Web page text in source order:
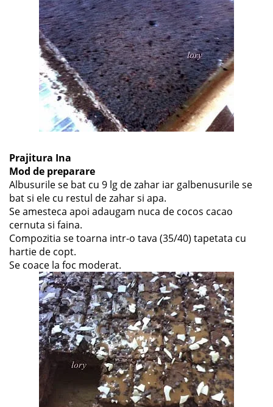
Prajitura Ina
Mod de preparare
Albusurile se bat cu 9 lg de zahar iar galbenusurile se
bat si ele cu restul de zahar si apa.
Se amesteca apoi adaugam nuca de cocos cacao
cernuta si faina.
Compozitia se toarna intr-o tava (35/40) tapetata cu
hartie de copt.
Se coace la foc moderat.